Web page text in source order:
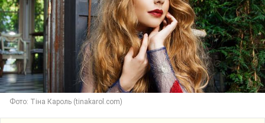
Фото: Тіна Кароль (tinakarol.com)